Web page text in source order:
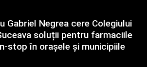
Gabriel Negrea cere Colegiului
soluții pentru farmaciile
stop în orașele și municipiile